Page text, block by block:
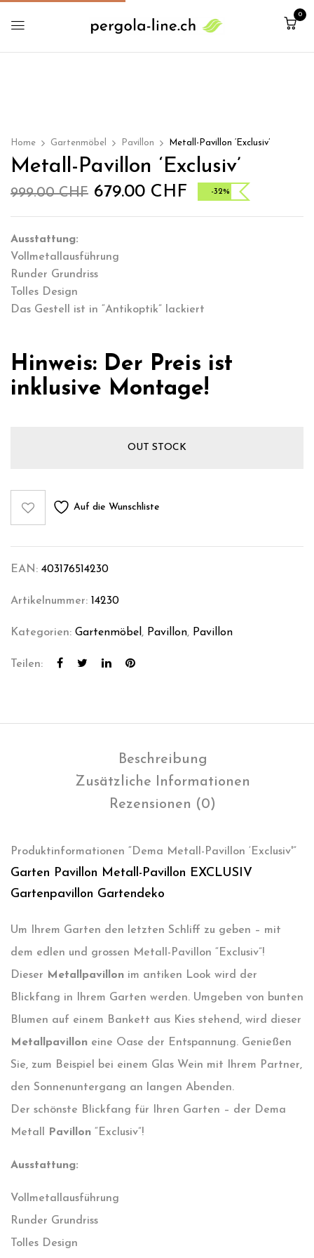
0
Home Gartenmöbel Pavillon Metall-Pavillon ‘Exclusiv’
Metall-Pavillon ‘Exclusiv’
999.00CHF 679.00 CHF -32%
Ausstattung:
Vollmetallausführung
Runder Grundriss
Tolles Design
Das Gestell ist in “Antikoptik” lackiert
Hinweis: Der Preis ist
inklusive Montage!
OUT STOCK
Auf die Wunschliste
EAN: 403176514230
Artikelnummer: 14230
Kategorien: Gartenmöbel , Pavillon, Pavillon
Teilen:
Beschreibung
Zusätzliche Informationen
Rezensionen (0)
Produktinformationen “Dema Metall-Pavillon ‘Exclusiv'”
Garten Pavillon Metall-Pavillon EXCLUSIV
Gartenpavillon Gartendeko
Um Ihrem Garten den letzten Schliff zu geben – mit
dem edlen und grossen Metall-Pavillon “Exclusiv”!
Dieser Metallpavillon im antiken Look wird der
Blickfang in Ihrem Garten werden. Umgeben von bunten
Blumen auf einem Bankett aus Kies stehend, wird dieser
Metallpavillon eine Oase der Entspannung. Genießen
Sie, zum Beispiel bei einem Glas Wein mit Ihrem Partner,
den Sonnenuntergang an langen Abenden.
Der schönste Blickfang für Ihren Garten – der Dema
Metall
Pavillon “Exclusiv”!
Ausstattung:
Vollmetallausführung
Runder Grundriss
Tolles Design